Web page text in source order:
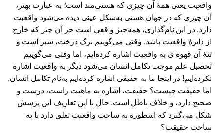
واقعيت يعنی همۀ آن چيزی كه هستی‌مند است؛ به عبارت بهتر،
آن چيزی كه در جهان هستی به‌شكل عينی ديده می‌شود واقعيت
دارد. در اين نام‌گذاری، همه‌چيز واقعی است جز آن‌ چيز كه خارج
از دايرۀ واقعيت باشد. وقتی می‌گوييم برگ درخت، سبز است و
تنۀ آن قهوه‌‌ای به واقعيت اشاره کرده‌ایم، اما وقتی می‌گوييم
تحصيل علم موجب تكامل انسان می‌شود ديگر به واقعيت اشاره
نکرده‌ایم! در اينجا ما به حقيقی اشاره كرده‌ايم به‌نام تكامل انسان.
اما حقيقت چيست؟ حقيقت، اشاره به ماهيت راست، درست و
صحيح دارد، و خلاف باطل است. حال با اين تعاريف اين پرسش
شكل می‌گيرد كه اسطوره به ساحت واقعيت تعلق دارد يا به
ساحت حقيقت؟